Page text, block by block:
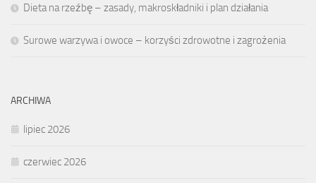
Dieta na rzeźbę – zasady, makroskładniki i plan działania
Surowe warzywa i owoce – korzyści zdrowotne i zagrożenia
ARCHIWA
lipiec 2026
czerwiec 2026